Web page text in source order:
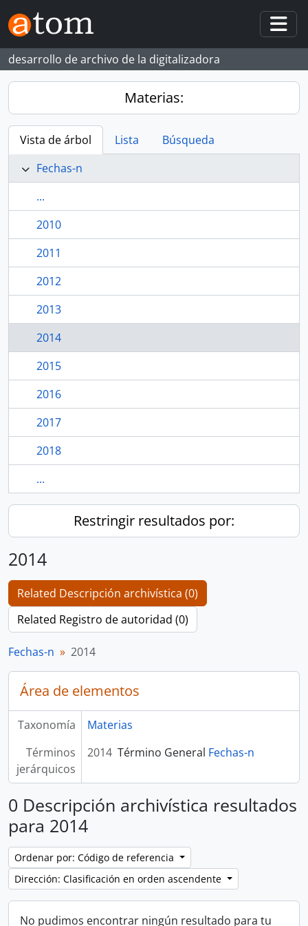
Skip to main content
desarrollo de archivo de la digitalizadora
Materias:
Vista de árbol Lista
Búsqueda
Fechas-n
...
2010
2011
2012
2013
2014
2015
2016
2017
2018
...
Restringir resultados por:
2014
Related Descripción archivística (0)
Related Registro de autoridad (0)
Fechas-n 2014
Área de elementos
Taxonomía
Materias
Términos
jerárquicos
2014 Término General Fechas-n
0 Descripción archivística resultados
para 2014
Ordenar por: Código de referencia
Dirección: Clasificación en orden ascendente
No pudimos encontrar ningún resultado para tu